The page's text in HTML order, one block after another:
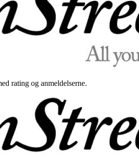
rating og anmeldelserne.